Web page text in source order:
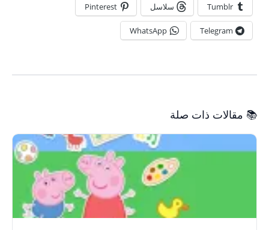
Tumblr سلاسل Pinterest
Telegram
WhatsApp
📚 مقالات ذات صلة